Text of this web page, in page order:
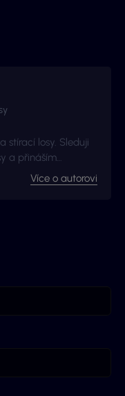
stírací losy. Sleduji
a přináším
Více o autorovi